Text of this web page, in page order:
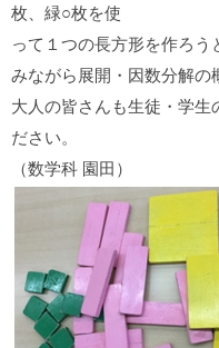
枚、緑○枚を使
って１つの長方形を作ろ
みながら展開・因数分解の
大人の皆さんも生徒・学生
ださい。
（数学科 園田）